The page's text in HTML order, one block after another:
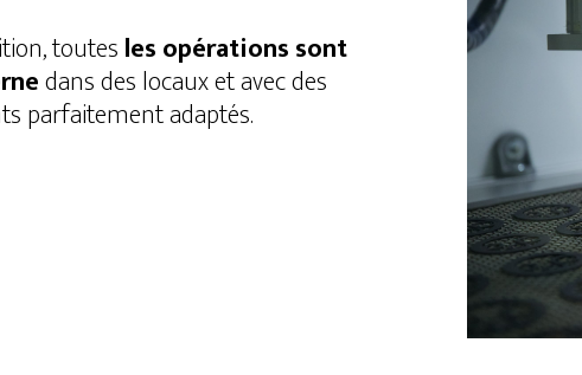
toutesles opérations sont
dans des locaux et avec des
parfaitement adaptés.